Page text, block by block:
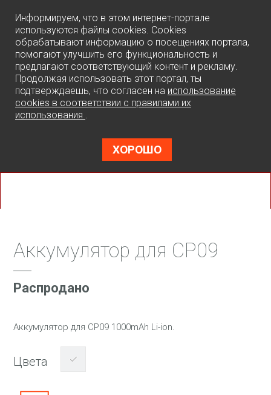
Информируем, что в этом интернет-портале
используются файлы cookies. Cookies
обрабатывают информацию о посещениях портала,
помогают улучшить его функциональность и
предлагают соответствующий контент и рекламу.
Продолжая использовать этот портал, ты
подтверждаешь, что согласен на использование
cookies в соответствии с правилами их
использования .
ХОРОШО
Аккумулятор для CP09
Распродано
Аккумулятор для CP09 1000mAh Li-ion.
Цвета